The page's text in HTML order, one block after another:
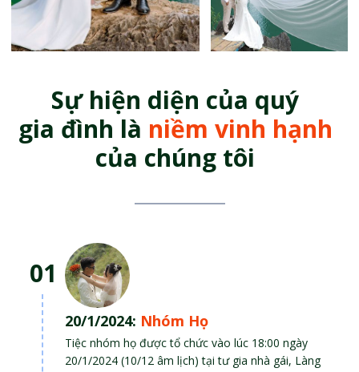
01
Tiệc nhóm họ được tổ chức vào lúc 18:00 ngày
20/1/2024 (10/12 âm lịch) tại tư gia nhà gái, Làng
20/1/2024: Nhóm Họ
Sự hiện diện của quý
gia đình là niềm vinh hạnh
của chúng tôi